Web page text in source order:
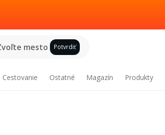
mesto Potvrdiť
Cestovanie Ostatné Magazín Produkty